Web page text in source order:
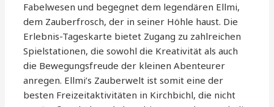
Fabelwesen und begegnet dem legendären Ellmi,
dem Zauberfrosch, der in seiner Höhle haust. Die
Erlebnis-Tageskarte bietet Zugang zu zahlreichen
Spielstationen, die sowohl die Kreativität als auch
die Bewegungsfreude der kleinen Abenteurer
anregen. Ellmi’s Zauberwelt ist somit eine der
besten Freizeitaktivitäten in Kirchbichl, die nicht